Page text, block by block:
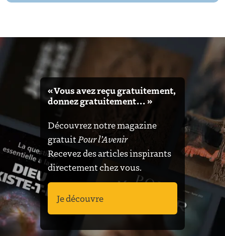
« Vous avez reçu gratuitement,
donnez gratuitement… »
Découvrez notre magazine
gratuitPour l’Avenir
Recevez des articles inspirants
directement chez vous.
Je découvre